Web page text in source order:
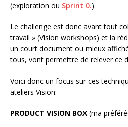
(exploration ou Sprint 0.).
Le challenge est donc avant tout
travail » (Vision workshops) et la
un court document ou mieux
tous, vont permettre de relever ce
Voici donc un focus sur ces
ateliers Vision:
PRODUCT VISION BOX (ma